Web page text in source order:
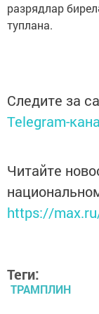
разрядлар
туплана.
Следите за
Telegram-
Читайте
https://
Теги:
ТРАМПЛИН